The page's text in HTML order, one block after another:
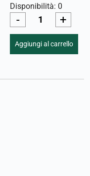
Disponibilità: 0
- +
Aggiungi al carrello